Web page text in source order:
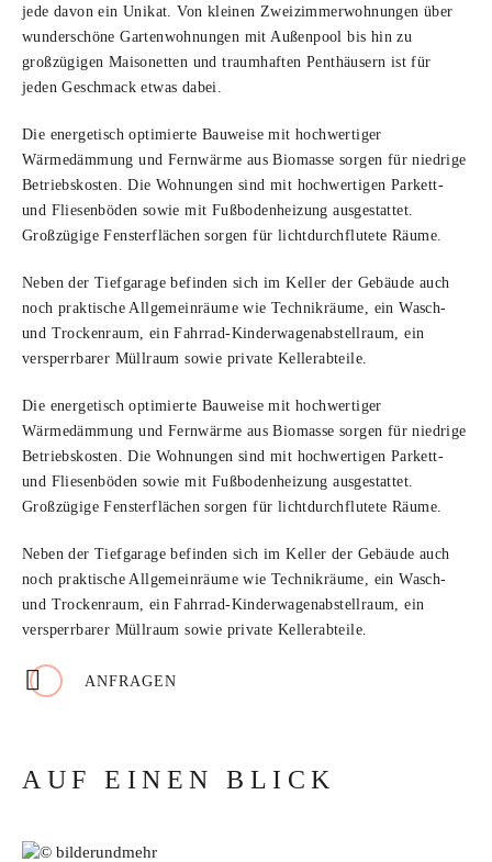
jede davon ein Unikat. Von kleinen Zweizimmerwohnungen über
wunderschöne Gartenwohnungen mit Außenpool bis hin zu
großzügigen Maisonetten und traumhaften Penthäusern ist für
jeden Geschmack etwas dabei.
Die energetisch optimierte Bauweise mit hochwertiger
Wärmedämmung und Fernwärme aus Biomasse sorgen für niedrige
Betriebskosten. Die Wohnungen sind mit hochwertigen Parkett-
und Fliesenböden sowie mit Fußbodenheizung ausgestattet.
Großzügige Fensterflächen sorgen für lichtdurchflutete Räume.
Neben der Tiefgarage befinden sich im Keller der Gebäude auch
noch praktische Allgemeinräume wie Technikräume, ein Wasch-
und Trockenraum, ein Fahrrad-Kinderwagenabstellraum, ein
versperrbarer Müllraum sowie private Kellerabteile.
Die energetisch optimierte Bauweise mit hochwertiger
Wärmedämmung und Fernwärme aus Biomasse sorgen für niedrige
Betriebskosten. Die Wohnungen sind mit hochwertigen Parkett-
und Fliesenböden sowie mit Fußbodenheizung ausgestattet.
Großzügige Fensterflächen sorgen für lichtdurchflutete Räume.
Neben der Tiefgarage befinden sich im Keller der Gebäude auch
noch praktische Allgemeinräume wie Technikräume, ein Wasch-
und Trockenraum, ein Fahrrad-Kinderwagenabstellraum, ein
versperrbarer Müllraum sowie private Kellerabteile.
ANFRAGEN
AUF EINEN BLICK